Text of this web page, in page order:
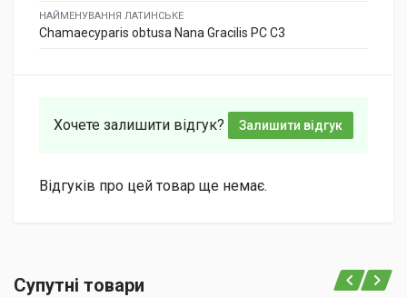
НАЙМЕНУВАННЯ ЛАТИНСЬКЕ
Chamaecyparis obtusa Nana Gracilis PC C3
Хочете залишити відгук? Залишити відгук
Відгуків про цей товар ще немає.
Супутні товари